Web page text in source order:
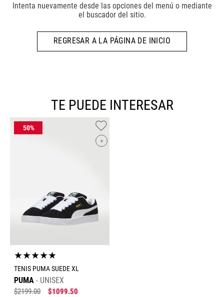
Intenta nuevamente desde las opciones del menú o mediante
el buscador del sitio.
REGRESAR A LA PÁGINA DE INICIO
TE PUEDE INTERESAR
+
★★★★★
TENIS PUMA SUEDE XL
PUMA UNISEX
$2199.00 $1099.50